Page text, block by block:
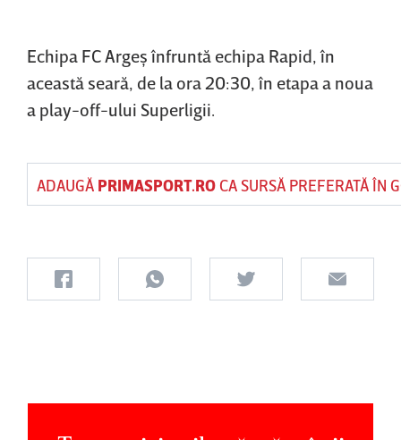
Echipa FC Argeş înfruntă echipa Rapid, în
această seară, de la ora 20:30, în etapa a noua
a play-off-ului Superligii.
ADAUGĂ PRIMASPORT.ROCA SURSĂ PREFERATĂ ÎN